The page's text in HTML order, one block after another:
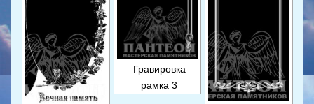
Гравировка
рамка 3